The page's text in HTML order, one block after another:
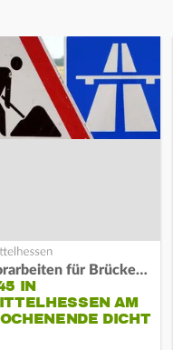
Vorarbeiten für Brücken-Neubau
IN
AM
DICHT